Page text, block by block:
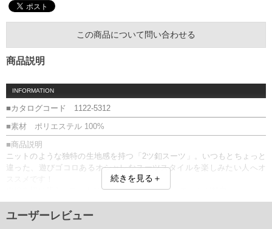
この商品について問い合わせる
商品説明
INFORMATION
■カタログコード 1122-5312
■素材 ポリエステル 100%
■商品説明
ニットのような独特の生地感を持つ「2ツ釦スーツ」。いつもとちょっと
違った、遊びゴコロあるオシャレなスーツスタイルを楽しみたい人へオ
生地を切り替え、スッキリと見えるキレイなシルエットが魅力。
インナーとの組み合わせ次第で、フォーマルからカジュアルまで幅広く
活躍できる１枚です。
続きを見る＋
ユーザーレビュー